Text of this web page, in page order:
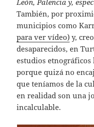
León, Palencia y,
También, por
municipios como
para ver vídeo) y,
desaparecidos, en
estudios
porque quizá no
que teníamos de la
en realidad son una
incalculable.